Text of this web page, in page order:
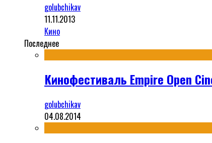
golubchikav
11.11.2013
Кино
Последнее
Кинофестиваль Empire Open
golubchikav
04.08.2014